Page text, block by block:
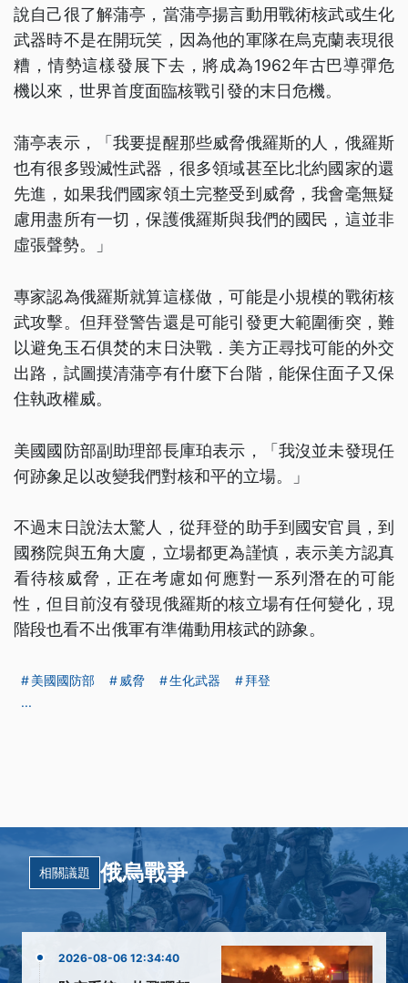
說自己很了解蒲亭，當蒲亭揚言動用戰術核武或生化
武器時不是在開玩笑，因為他的軍隊在烏克蘭表現很
糟，情勢這樣發展下去，將成為1962年古巴導彈危
機以來，世界首度面臨核戰引發的末日危機。
蒲亭表示，「我要提醒那些威脅俄羅斯的人，俄羅斯
也有很多毀滅性武器，很多領域甚至比北約國家的還
先進，如果我們國家領土完整受到威脅，我會毫無疑
慮用盡所有一切，保護俄羅斯與我們的國民，這並非
虛張聲勢。」
專家認為俄羅斯就算這樣做，可能是小規模的戰術核
武攻擊。但拜登警告還是可能引發更大範圍衝突，難
以避免玉石俱焚的末日決戰．美方正尋找可能的外交
出路，試圖摸清蒲亭有什麼下台階，能保住面子又保
住執政權威。
美國國防部副助理部長庫珀表示，「我沒並未發現任
何跡象足以改變我們對核和平的立場。」
不過末日說法太驚人，從拜登的助手到國安官員，到
國務院與五角大廈，立場都更為謹慎，表示美方認真
看待核威脅，正在考慮如何應對一系列潛在的可能
性，但目前沒有發現俄羅斯的核立場有任何變化，現
階段也看不出俄軍有準備動用核武的跡象。
美國國防部 威脅 生化武器
拜登
...
相關議題 俄烏戰爭
2026-08-06 12:34:40